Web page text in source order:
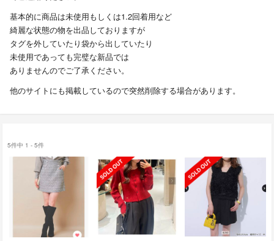
基本的に商品は未使用もしくは1.2回着用など
綺麗な状態の物を出品しておりますが
タグを外していたり袋から出していたり
未使用であっても完璧な新品では
ありませんのでご了承ください。
他のサイトにも掲載しているので突然削除する場合があります。
5件中 1 - 5件